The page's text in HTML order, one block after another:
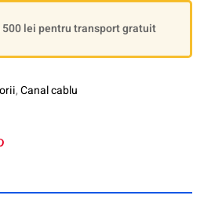
lei pentru transport gratuit
,Canal cablu
Pinterest